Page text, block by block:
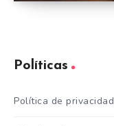
Políticas
Política de privacidad